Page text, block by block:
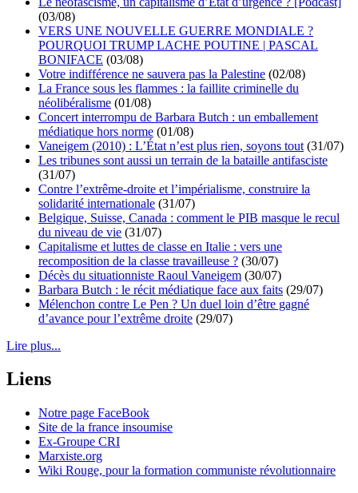
(03/08)
VERS UNE NOUVELLE GUERRE MONDIALE ?
POURQUOI TRUMP LACHE POUTINE | PASCAL
BONIFACE (03/08)
Votre indifférence ne sauvera pas la Palestine (02/08)
La France sous les flammes : la faillite criminelle du
néolibéralisme (01/08)
Concert interrompu de Barbara Butch : un emballement
médiatique hors norme (01/08)
Vaneigem (2010) : L’État n’est plus rien, soyons tout (31/07)
Les tribunes sont aussi un terrain de la bataille antifasciste
(31/07)
Contre l’extrême-droite et l’impérialisme, construire la
solidarité internationale (31/07)
Belgique, Suisse, Canada : comment le PIB masque le recul
du niveau de vie (31/07)
Capitalisme et luttes de classe en Italie : vers une
recomposition de la classe travailleuse ? (30/07)
Décès du situationniste Raoul Vaneigem (30/07)
Barbara Butch : le récit médiatique face aux faits (29/07)
Mélenchon contre Le Pen ? Un duel loin d’être gagné
d’avance pour l’extrême droite (29/07)
Lire plus...
Liens
Notre page FaceBook
Site de la france insoumise
Ex-Groupe CRI
Marxiste.org
Wiki Rouge, pour la formation communiste révolutionnaire